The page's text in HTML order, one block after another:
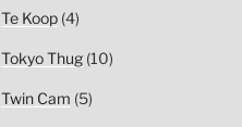
Te Koop(4)
Tokyo Thug(10)
Twin Cam (5)